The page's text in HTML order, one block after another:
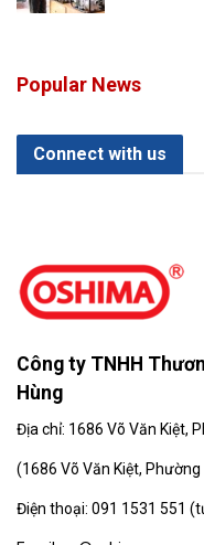
Popular News
Connect with us
Công ty TNHH
Hùng
Địa chỉ: 1686 Võ Văn Kiệt,
(1686 Võ Văn Kiệt, Phường
Điện thoại: 091 1531 551